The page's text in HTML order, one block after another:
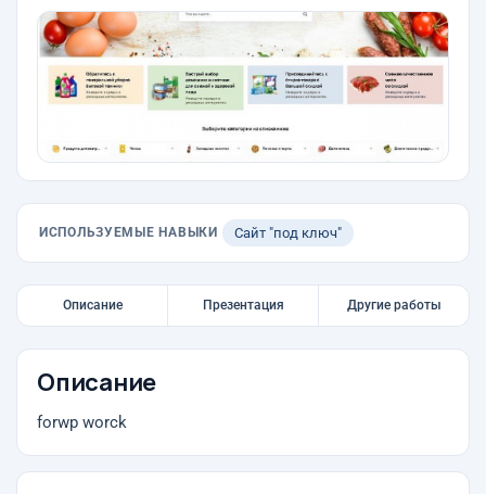
ИСПОЛЬЗУЕМЫЕ НАВЫКИ Сайт "под ключ"
Описание Презентация Другие работы
Описание
forwp worck